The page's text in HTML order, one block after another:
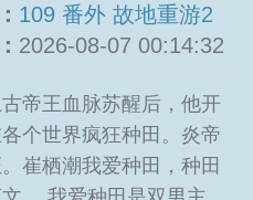
109 番外 故地重游2
2026-08-07 00:14:32
帝王血脉苏醒后，他开
个世界疯狂种田。炎帝
崔栖潮我爱种田，种田